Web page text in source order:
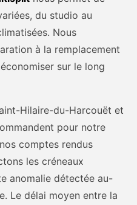
du studio au
Nous
à la remplacement
sur le long
Hilaire-du-Harcouët et
pour notre
comptes rendus
les créneaux
anomalie détectée au-
Le délai moyen entre la